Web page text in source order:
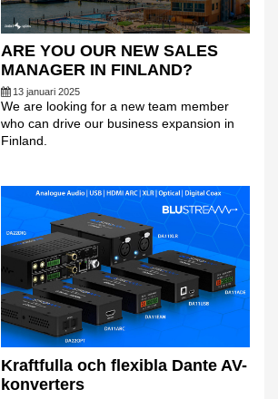
ARE YOU OUR NEW SALES
MANAGER IN FINLAND?
13 januari 2025
We are looking for a new team member
who can drive our business expansion in
Finland.
Kraftfulla och flexibla Dante AV-
konverters